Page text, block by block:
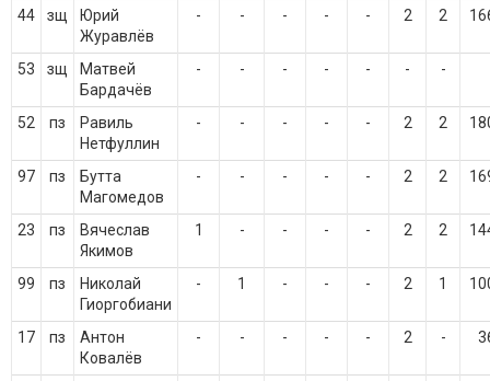
44 зщ
Юрий
Журавлёв
- - - - - 2 2
53 зщ
Матвей
Бардачёв
- - - - - - -
52 пз
Равиль
Нетфуллин
- - - - - 2 2
97 пз
Бутта
Магомедов
- - - - - 2 2
23 пз
Вячеслав
Якимов
1 - - - - 2 2
99 пз
Николай
Гиоргобиани
- 1 - - - 2 1
17 пз
Антон
Ковалёв
- - - - - 2 -